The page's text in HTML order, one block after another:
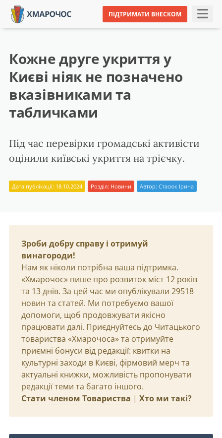
ПІДТРИМАТИ ВНЕСКОМ
Кожне друге укриття у
Києві ніяк не позначено
вказівниками та
табличками
Під час перевірки громадські активісти
оцінили київські укриття на трієчку.
Дата публікації: 18.10.2024 Розділ: Новини Автор: Стасюк Ірина
Зроби добру справу і отримуй
винагороди!
Нам як ніколи потрібна ваша підтримка.
«Хмарочос» пише про розвиток міст 12 років
та 13 днів. За цей час ми опублікували 29518
новин та статей. Ми потребуємо вашої
допомоги, щоб продовжувати якісно
працювати далі. Приєднуйтесь до Читацького
товариства «Хмарочоса» та отримуйте
приємні бонуси від редакції: квитки на
культурні заходи в Києві, фірмовий мерч та
актуальні книжки, можливість пропонувати
редакції теми та багато іншого.
Стати членом Товариства | Хто ми такі?